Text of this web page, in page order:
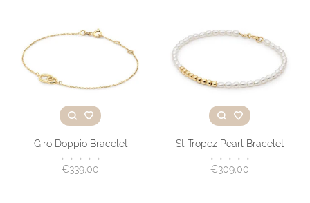
Giro Doppio Bracelet
• • • • •
€339,00
St-Tropez Pearl Bracelet
• • • • •
€309,00